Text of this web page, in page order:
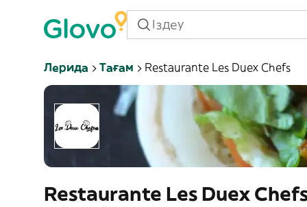
Лерида Тағам Restaurante Les Duex Chefs
Restaurante Les Duex